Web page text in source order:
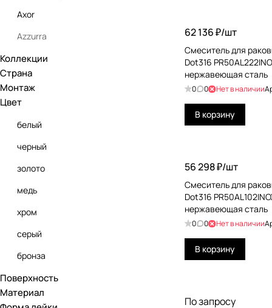
62 136 ₽/шт
Смеситель для
Dot316
нержавеющая сталь
0 0 Нет в наличии
В корзину
56 298 ₽/шт
Смеситель для
Dot316
нержавеющая сталь
0 0 Нет в наличии
В корзину
По запросу
Axor
Azzurra
Benesque
Bossini
Burlington
Carimali
CEA Design
Cisal
Cristina
Daniel
Devon&Devon
Dornbracht
Duravit
Fantini
Коллекции
Страна
Монтаж
Цвет
белый
черный
золото
медь
хром
серый
бронза
коричневый
бежевый
Поверхность
Материал